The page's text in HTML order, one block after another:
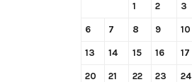
1 2 3
6 7 8 9 10
13 14 15 16 17
20 21 22 23 24